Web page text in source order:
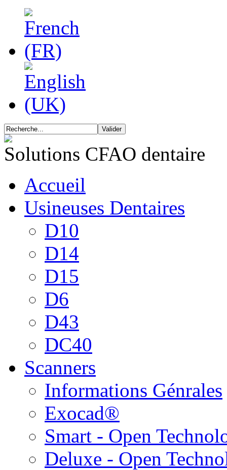
Solutions CFAO dentaire
Accueil
Usineuses Dentaires
D10
D14
D15
D6
D43
DC40
Scanners
Informations Génrales
Exocad®
Smart - Open
Deluxe - Open